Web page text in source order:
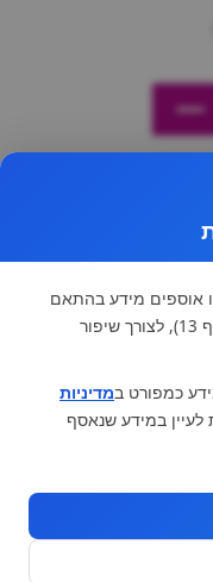
אוספים מידע בהתאם
לחוק הגנת הפרטיות, התשמ"א-1981 (סעיף 13), לצורך שיפור
כמפורט במדיניות
לעיין במידע שנאסף